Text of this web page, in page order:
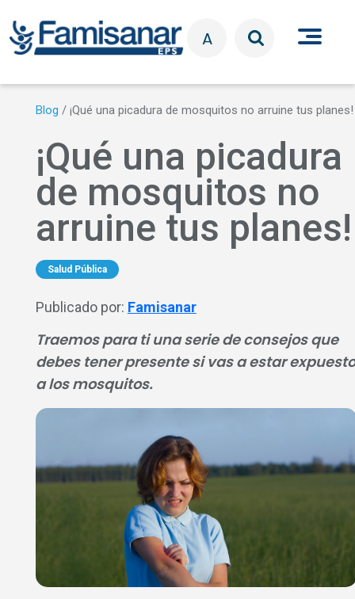
A
Blog / ¡Qué una picadura de mosquitos no arruine tus planes!
¡Qué una picadura
de mosquitos no
arruine tus planes!
Salud Pública
Publicado por: Famisanar
Traemos para ti una serie de consejos que
debes tener presente si vas a estar expuesto
a los mosquitos.